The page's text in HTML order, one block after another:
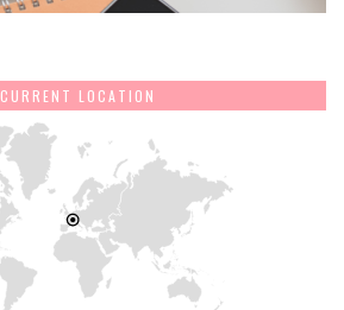
CURRENT LOCATION